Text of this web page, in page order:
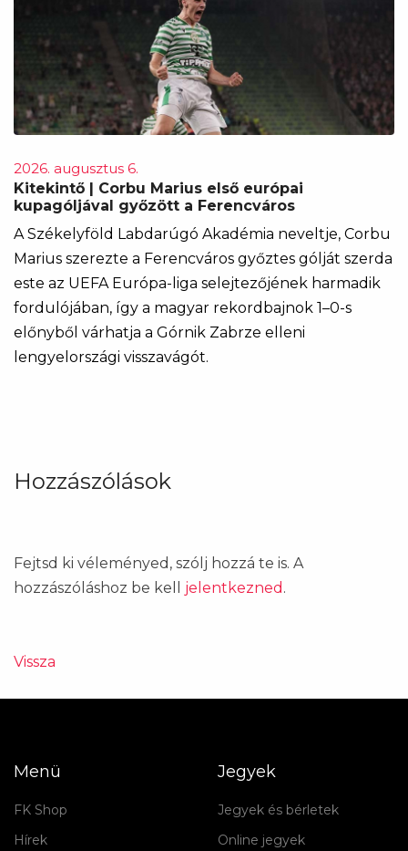
2026. augusztus 6.
Kitekintő | Corbu Marius első európai
kupagóljával győzött a Ferencváros
A Székelyföld Labdarúgó Akadémia neveltje, Corbu
Marius szerezte a Ferencváros győztes gólját szerda
este az UEFA Európa-liga selejtezőjének harmadik
fordulójában, így a magyar rekordbajnok 1–0-s
előnyből várhatja a Górnik Zabrze elleni
lengyelországi visszavágót.
Hozzászólások
Fejtsd ki véleményed, szólj hozzá te is. A
hozzászóláshoz be kell jelentkezned .
Vissza
Menü
FK Shop
Hírek
Jegyek
Jegyek és bérletek
Online jegyek